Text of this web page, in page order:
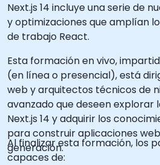
Next.js 14 incluye una serie de
y optimizaciones que amplían
de trabajo React.
Esta formación en vivo,
(en línea o presencial), está
web y arquitectos técnicos de
avanzado que deseen explorar
Next.js 14 y adquirir los
para construir aplicaciones
generación.
Al finalizar esta formación, los
capaces de: